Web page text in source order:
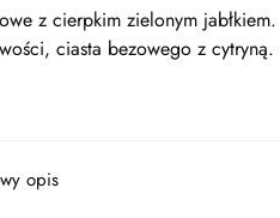
z cierpkim zielonym
ciasta bezowego z cytryną.
opis